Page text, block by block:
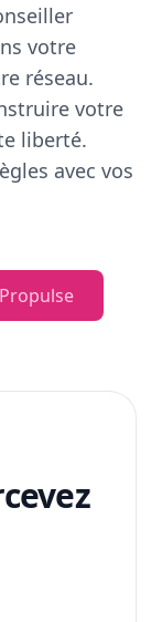
votre
réseau.
votre
liberté.
avec vos
Propulse